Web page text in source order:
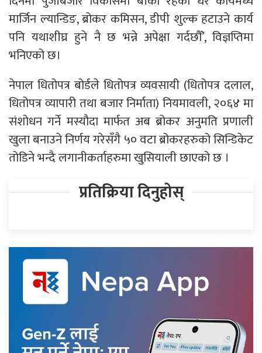
मार्जिन ल्यान्डिङ, ब्रोकर कमिसन, डीपी शुल्क हटाउने कार्य
पनि यथाशीघ्र हुने नै छ भन्ने अपेक्षा गर्दछौँ’, विज्ञप्तिमा
भनिएको छ।
नेपाल धितोपत्र बोर्डले धितोपत्र व्यवसायी (धितोपत्र दलाल,
धितोपत्र व्यापारी तथा बजार निर्माता) नियमावली, २०६४ मा
संशोधन गर्ने मस्यौदा मार्फत अब ब्रोकर अनुमति प्रणाली
खुला बनाउने निर्णय गरेसँगै ५० वटा ब्रोकरहरुको सिन्डिकेट
तोडिने भन्दै लगानीकर्ताहरुमा खुसियाली छाएको छ ।
प्रतिक्रिया दिनुहोस्